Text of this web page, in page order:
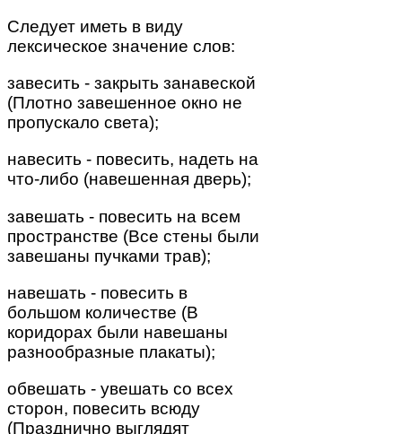
Следует иметь в виду
лексическое значение слов:
завесить - закрыть занавеской
(Плотно завешенное окно не
пропускало света);
навесить - повесить, надеть на
что-либо (навешенная дверь);
завешать - повесить на всем
пространстве (Все стены были
завешаны пучками трав);
навешать - повесить в
большом количестве (В
коридорах были навешаны
разнообразные плакаты);
обвешать - увешать со всех
сторон, повесить всюду
(Празднично выглядят